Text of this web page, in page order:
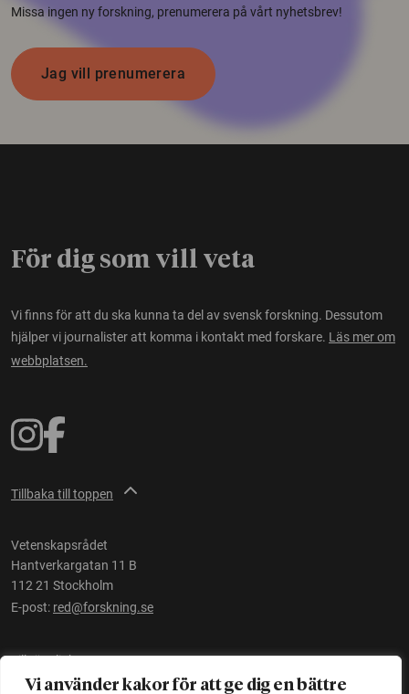
Vi använder kakor för att ge dig en bättre
Missa ingen ny forskning, prenumerera på vårt nyhetsbrev!
Jag vill prenumerera
För dig som vill veta
Vi finns för att du ska kunna ta del av svensk forskning. Dessutom
hjälper vi journalister att komma i kontakt med forskare. Läs mer om
webbplatsen.
Tillbaka till toppen
Vetenskapsrådet
Hantverkargatan 11 B
112 21 Stockholm
E-post: red@forskning.se
Tillgänglighet